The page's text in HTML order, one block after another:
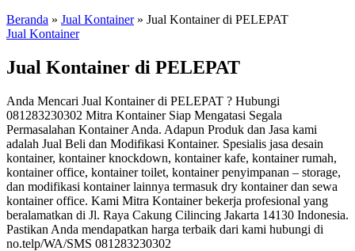
Beranda » Jual Kontainer » Jual Kontainer di PELEPAT
Jual Kontainer
Jual Kontainer di PELEPAT
Anda Mencari Jual Kontainer di PELEPAT ? Hubungi
081283230302 Mitra Kontainer Siap Mengatasi Segala
Permasalahan Kontainer Anda. Adapun Produk dan Jasa kami
adalah Jual Beli dan Modifikasi Kontainer. Spesialis jasa desain
kontainer, kontainer knockdown, kontainer kafe, kontainer rumah,
kontainer office, kontainer toilet, kontainer penyimpanan – storage,
dan modifikasi kontainer lainnya termasuk dry kontainer dan sewa
kontainer office. Kami Mitra Kontainer bekerja profesional yang
beralamatkan di Jl. Raya Cakung Cilincing Jakarta 14130 Indonesia.
Pastikan Anda mendapatkan harga terbaik dari kami hubungi di
no.telp/WA/SMS 081283230302